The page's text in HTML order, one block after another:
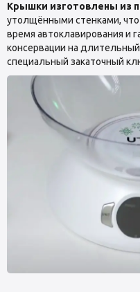
Крышки изготовлены из
утолщёнными стенками,
время автоклавирования и
консервации на
специальный закаточный